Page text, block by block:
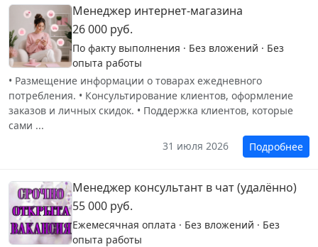
Менеджер интернет-магазина
26 000 руб.
По факту выполнения · Без вложений · Без
опыта работы
• Размещение информации о товарах ежедневного
потребления. • Консультирование клиентов, оформление
заказов и личных скидок. • Поддержка клиентов, которые
сами ...
31 июля 2026
Подробнее
Менеджер консультант в чат (удалённо)
55 000 руб.
Ежемесячная оплата · Без вложений · Без
опыта работы